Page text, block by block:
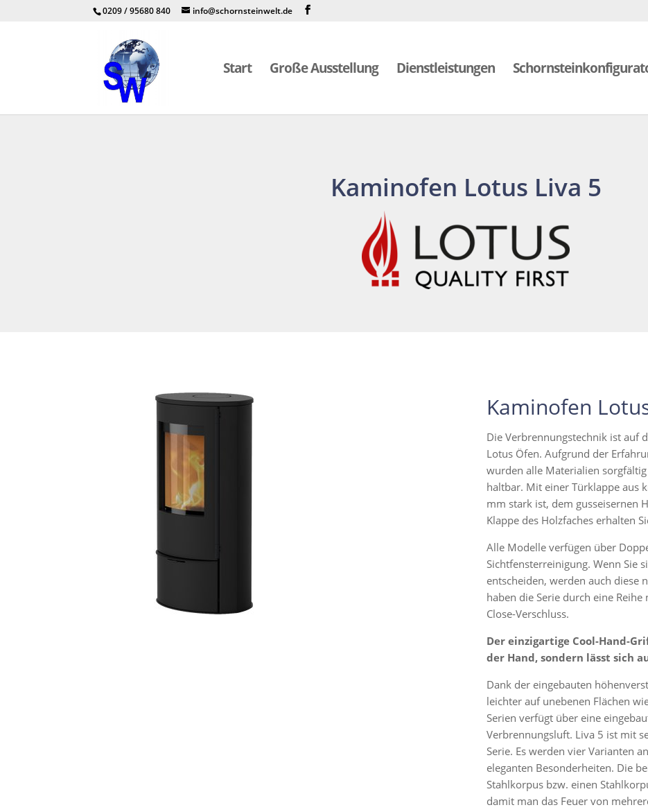
0209 / 95680 840 info@schornsteinwelt.de
Start Große Ausstellung Dienstleistungen
Kaminofen Lotus Liva 5
Kaminofen
Die Verbrennungstechnik ist auf
Lotus Öfen. Aufgrund der
wurden alle Materialien
haltbar. Mit einer Türklappe aus
mm stark ist, dem gusseisernen
Klappe des Holzfaches erhalten
Alle Modelle verfügen über
Sichtfensterreinigung. Wenn Sie
entscheiden, werden auch diese
haben die Serie durch eine
Close-Verschluss.
Der einzigartige Cool-Hand-
der Hand, sondern lässt sich
Dank der eingebauten
leichter auf unebenen Flächen
Serien verfügt über eine
Verbrennungsluft. Liva 5 ist mit
Serie. Es werden vier Varianten
eleganten Besonderheiten. Die
Stahlkorpus bzw. einen
damit man das Feuer von